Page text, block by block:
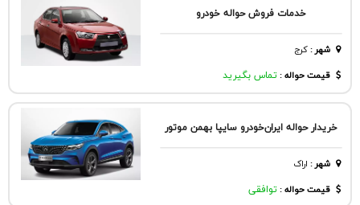
خدمات فروش حواله خودرو
شهر:كرج
قیمت حواله : تماس بگیرید
خریدار حواله ایران‌خودرو سایپا بهمن موتور
شهر: اراک
قیمت حواله : توافقی